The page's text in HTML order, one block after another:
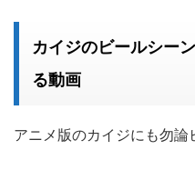
カイジのビールシー
る動画
アニメ版のカイジにも勿論